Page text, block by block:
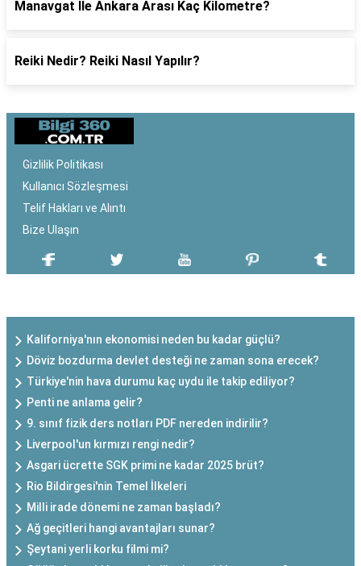
Manavgat İle Ankara Arası Kaç Kilometre?
Reiki Nedir? Reiki Nasıl Yapılır?
Gizlilik Politikası
Kullanıcı Sözleşmesi
Telif Hakları ve Alıntı
Bize Ulaşın
Kaliforniya'nın ekonomisi neden bu kadar güçlü?
Döviz bozdurma devlet desteği ne zaman sona erecek?
Türkiye'nin hava durumu kaç uydu ile takip ediliyor?
Penti ne anlama gelir?
9. sınıf fizik ders notları PDF nereden indirilir?
Liverpool'un kırmızı rengi nedir?
Asgari ücrette SGK primi ne kadar 2025 brüt?
Rio Bildirgesi'nin Temel İlkeleri
Milli irade dönemi ne zaman başladı?
Ağ geçitleri hangi avantajları sunar?
Şeytani yerli korku filmi mi?